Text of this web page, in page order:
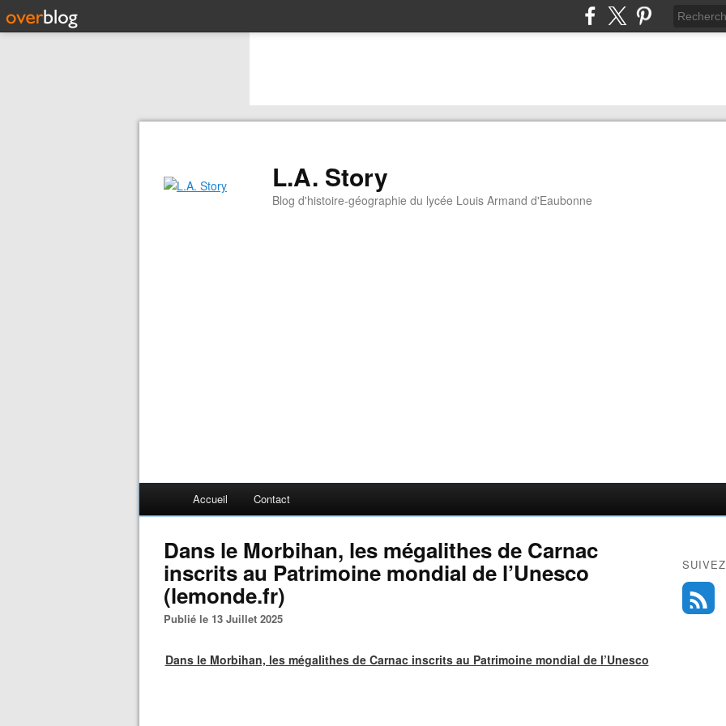
L.A. Story
Blog d'histoire-géographie du lycée Louis Armand d'Eaubonne
Accueil Contact
Dans le Morbihan, les mégalithes de Carnac
inscrits au Patrimoine mondial de l’Unesco
(lemonde.fr)
Publié le 13 Juillet 2025
Dans le Morbihan, les mégalithes de Carnac inscrits au Patrimoine mondial de l’Unesco